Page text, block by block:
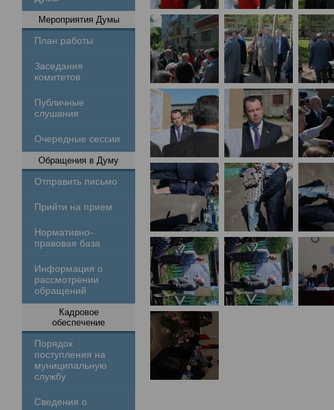
Мероприятия Думы
План работы
Заседания
комитетов
Публичные
слушания
Очередные сессии
Обращения в Думу
Отправить письмо
Прийти на прием
Нормативно-
правовая база
Информация о
рассмотрении
обращений
Кадровое
обеспечение
Порядок
поступления на
муниципальную
службу
Сведения о